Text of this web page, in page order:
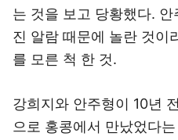
는 것을 보고 당황했다.
진 알람 때문에 놀란 것이
를 모른 척 한 것.
강희지와 안주형이 10년
으로 홍콩에서 만났었다